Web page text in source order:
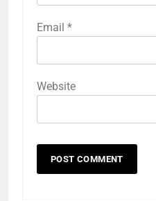
Email *
Website